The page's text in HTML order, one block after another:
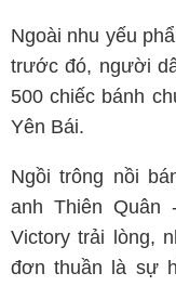
Ngoài nhu yếu
trước đó, người
500 chiếc bánh
Yên Bái.
Ngồi trông nồi
anh Thiên Quân
Victory trải lòng,
đơn thuần là sự